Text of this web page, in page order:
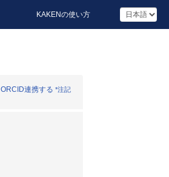
KAKENの使い方
ORCID連携する *注記